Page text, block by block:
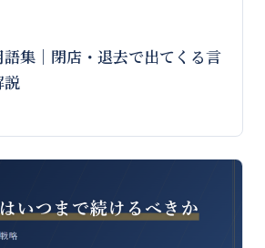
集｜閉店・退去で出てくる言
説